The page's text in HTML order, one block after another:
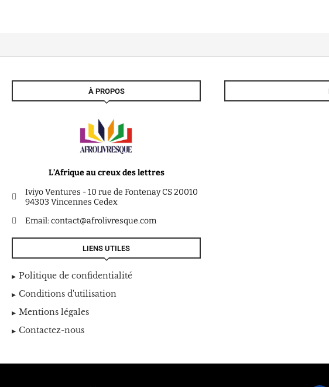
À PROPOS
L’Afrique au creux des lettres
Iviyo Ventures - 10 rue de Fontenay CS 20010
94303 Vincennes Cedex
Email: contact@afrolivresque.com
LIENS UTILES
Politique de confidentialité
Conditions d'utilisation
Mentions légales
Contactez-nous